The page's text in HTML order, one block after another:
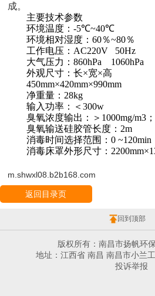
成。
主要技术参数
环境温度：-5℃~40℃
环境相对湿度：60％~80％
工作电压： AC220V
50Hz
大气压力：860hPa
1060hPa
外观尺寸：长×宽×高
450mm×420mm×990mm
净重量： 28kg
输入功率：＜300w
臭氧浓度输出：＞ 1000mg/m3；
臭氧输送硅胶管长度： 2m
消毒时间选择范围：0 ~120min
消毒床罩外形尺寸：
m.shwxl08.b2b168.com
返回目录页
回到顶部
版权所有：南昌市扬帆环
地址：江西省 南昌 南昌市小兰
投诉举报